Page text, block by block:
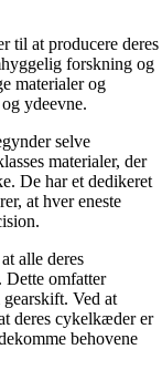
til at producere deres
forskning og
materialer og
ydeevne.
selve
materialer, der
De har et dedikeret
at hver eneste
alle deres
Dette omfatter
Ved at
deres cykelkæder er
behovene